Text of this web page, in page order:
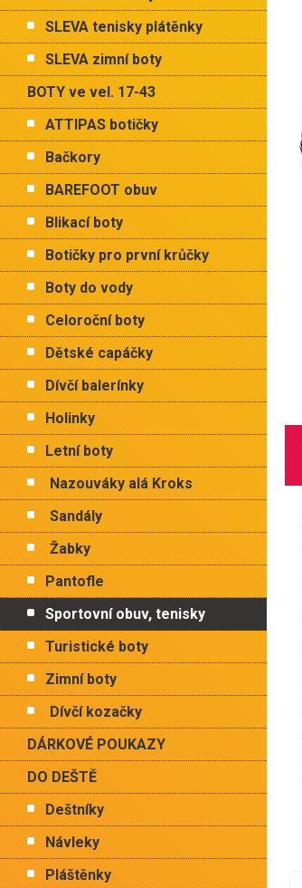
n
l
SLEVA tenisky plátěnky
SLEVA zimní boty
BOTY ve vel. 17-43
ATTIPAS botičky
Bačkory
BAREFOOT obuv
Blikací boty
Botičky pro první krůčky
Boty do vody
Celoroční boty
Dětské capáčky
Dívčí balerínky
Holinky
Letní boty
Nazouváky alá Kroks
Sandály
Žabky
Pantofle
Sportovní obuv, tenisky
Turistické boty
Zimní boty
Dívčí kozačky
DÁRKOVÉ POUKAZY
DO DEŠTĚ
Deštníky
Návleky
Pláštěnky